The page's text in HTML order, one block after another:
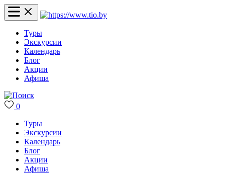
Туры
Экскурсии
Календарь
Блог
Акции
Афиша
0
Туры
Экскурсии
Календарь
Блог
Акции
Афиша